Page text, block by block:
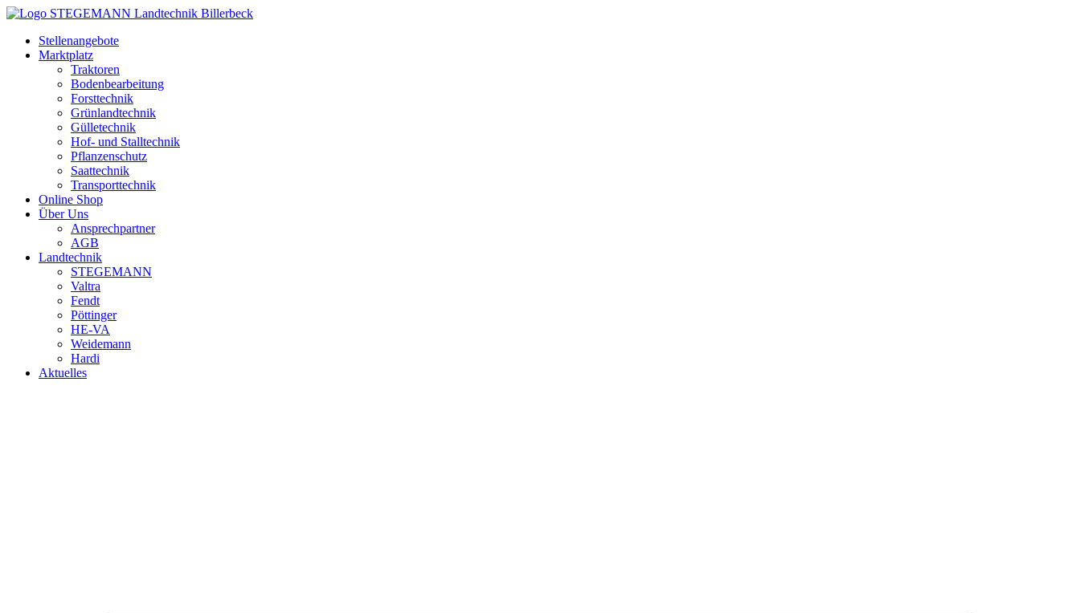
Zum
springenStellenangebote
Marktplatz
Traktoren
Bodenbearbeitung
Forsttechnik
Grünlandtechnik
Gülletechnik
Hof- und Stalltechnik
Pflanzenschutz
Saattechnik
Transporttechnik
Online Shop
Über Uns
Ansprechpartner
AGB
Landtechnik
STEGEMANN
Valtra
Fendt
Pöttinger
HE-VA
Weidemann
Hardi
Aktuelles